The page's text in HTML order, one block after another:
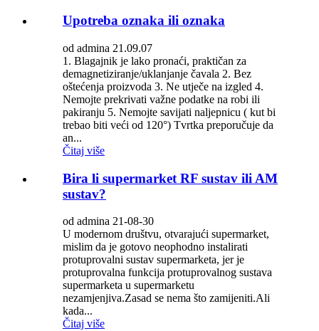
Upotreba oznaka ili oznaka
od admina 21.09.07
1. Blagajnik je lako pronaći, praktičan za
demagnetiziranje/uklanjanje čavala 2. Bez
oštećenja proizvoda 3. Ne utječe na izgled 4.
Nemojte prekrivati ​​važne podatke na robi ili
pakiranju 5. Nemojte savijati naljepnicu ( kut bi
trebao biti veći od 120°) Tvrtka preporučuje da
an...
Čitaj više
Bira li supermarket RF sustav ili AM
sustav?
od admina 21-08-30
U modernom društvu, otvarajući supermarket,
mislim da je gotovo neophodno instalirati
protuprovalni sustav supermarketa, jer je
protuprovalna funkcija protuprovalnog sustava
supermarketa u supermarketu
nezamjenjiva.Zasad se nema što zamijeniti.Ali
kada...
Čitaj više